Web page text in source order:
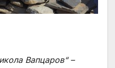
Вапцаров“ –